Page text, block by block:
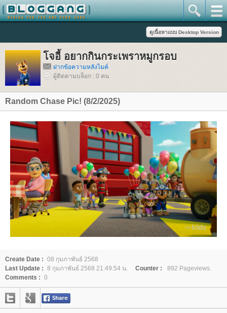
จอี้ อยากกินกระเพราหมูกรอบ
ฝากข้อความหลังไมค์
ผู้ติดตามบล็อก : 0 คน
Random Chase Pic! (8/2/2025)
Create Date : 08 กุมภาพันธ์ 2568
Last Update : 8 กุมภาพันธ์ 2568 21:49:54 น. Counter :
892 Pageviews.
Comments : 0